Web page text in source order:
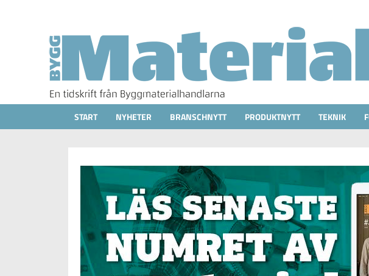
START NYHETER BRANSCHNYTT PRODUKTNYTT TEKNIK